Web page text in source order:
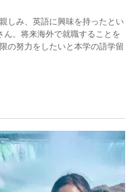
しみ、英語に興味を持ったとい
ん。将来海外で就職することを
の努力をしたいと本学の語学留